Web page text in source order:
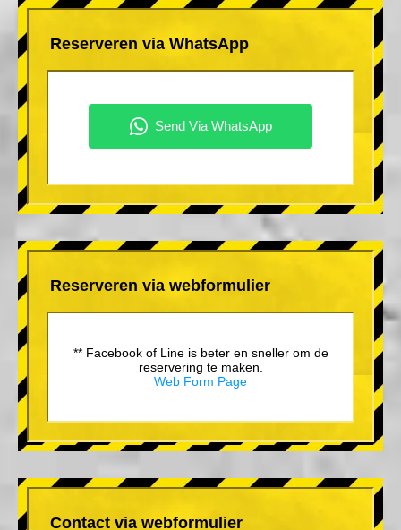
Reserveren via WhatsApp
Reserveren via webformulier
** Facebook of Line is beter en sneller om de
reservering te maken.
Web Form Page
Contact via webformulier